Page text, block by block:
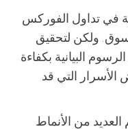
في تداول الفوركس
ولكن لتحقيق
البيانية بكفاءة
التي قد
العديد من الأنماط